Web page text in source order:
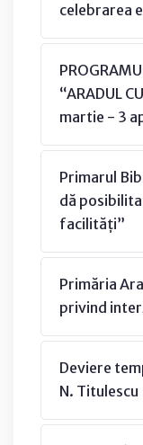
celebrarea
“ARADUL
martie - 3
Primarul
dă
facilități”
Primăria
privind
Deviere
N. Titulescu